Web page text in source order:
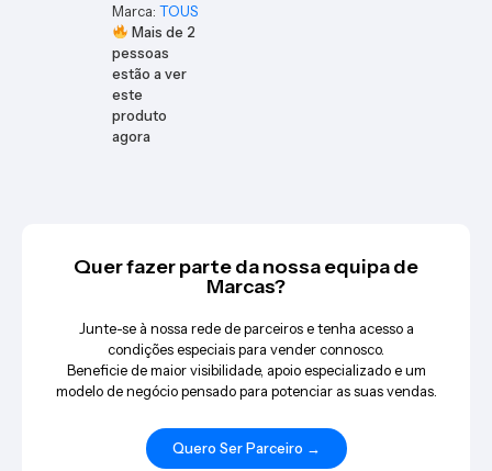
Marca:TOUS
Mais de 2
pessoas
estão a ver
este
produto
agora
Quer fazer parte da nossa equipa de
Marcas?
Junte-se à nossa rede de parceiros e tenha acesso a
condições especiais para vender connosco.
Beneficie de maior visibilidade, apoio especializado e um
modelo de negócio pensado para potenciar as suas vendas.
Quero Ser Parceiro →